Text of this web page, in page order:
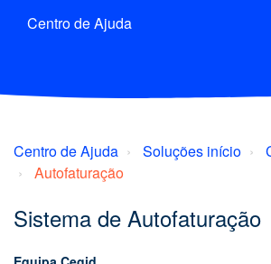
Centro de Ajuda
Centro de Ajuda Soluções início
Autofaturação
Sistema de Autofaturação